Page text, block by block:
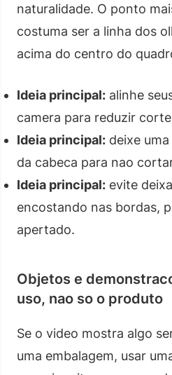
naturalidade. O ponto
costuma ser a linha dos
acima do centro do
Ideia principal: alinhe
camera para reduzir
Ideia principal: deixe
da cabeca para nao
Ideia principal: evite
encostando nas bordas,
apertado.
Objetos e
uso, nao so o produto
Se o video mostra algo
uma embalagem, usar